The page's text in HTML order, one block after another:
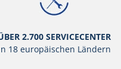
2.700 SERVICECENTER
18 europäischen Ländern